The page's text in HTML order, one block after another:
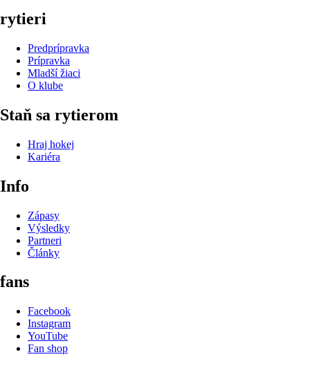
rytieri
Predprípravka
Prípravka
Mladší žiaci
O klube
Staň sa rytierom
Hraj hokej
Kariéra
Info
Zápasy
Výsledky
Partneri
Články
fans
Facebook
Instagram
YouTube
Fan shop